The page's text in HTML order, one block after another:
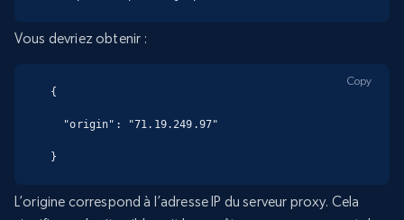
Vous devriez obtenir :
{
}
Copy
L’origine correspond à l’adresse IP du serveur proxy. Cela